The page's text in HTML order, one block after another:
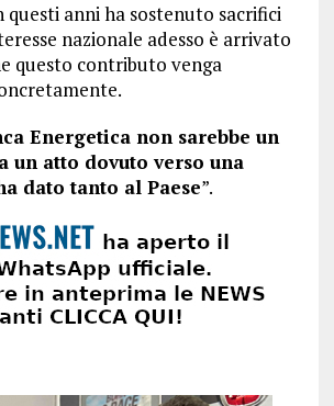
questi anni ha sostenuto sacrifici
nazionale adesso è arrivato
questo contributo venga
Energetica non sarebbe un
un atto dovuto verso una
dato tanto al Paese”.